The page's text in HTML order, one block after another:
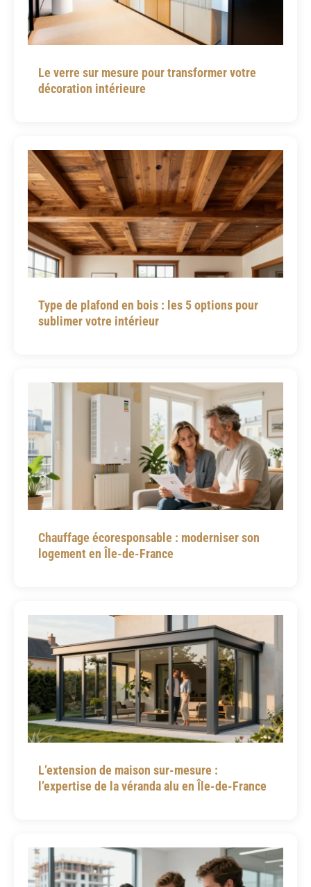
Le verre sur mesure pour transformer votre
décoration intérieure
Type de plafond en bois : les 5 options pour
sublimer votre intérieur
Chauffage écoresponsable : moderniser son
logement en Île-de-France
L’extension de maison sur-mesure :
l’expertise de la véranda alu en Île-de-France